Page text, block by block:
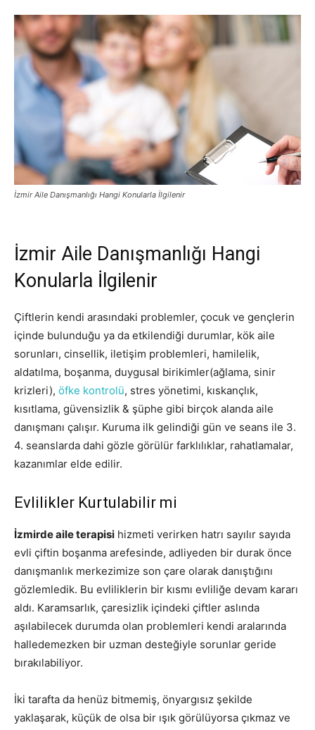
İzmir Aile Danışmanlığı Hangi Konularla İlgilenir
İzmir Aile Danışmanlığı Hangi
Konularla İlgilenir
Çiftlerin kendi arasındaki problemler, çocuk ve gençlerin
içinde bulunduğu ya da etkilendiği durumlar, kök aile
sorunları, cinsellik, iletişim problemleri, hamilelik,
aldatılma, boşanma, duygusal birikimler(ağlama, sinir
krizleri), öfke kontrolü, stres yönetimi, kıskançlık,
kısıtlama, güvensizlik & şüphe gibi birçok alanda aile
danışmanı çalışır. Kuruma ilk gelindiği gün ve seans ile 3.
4. seanslarda dahi gözle görülür farklılıklar, rahatlamalar,
kazanımlar elde edilir.
Evlilikler Kurtulabilir mi
İzmirde aile terapisi hizmeti verirken hatrı sayılır sayıda
evli çiftin boşanma arefesinde, adliyeden bir durak önce
danışmanlık merkezimize son çare olarak danıştığını
gözlemledik. Bu evliliklerin bir kısmı evliliğe devam kararı
aldı. Karamsarlık, çaresizlik içindeki çiftler aslında
aşılabilecek durumda olan problemleri kendi aralarında
halledemezken bir uzman desteğiyle sorunlar geride
bırakılabiliyor.
İki tarafta da henüz bitmemiş, önyargısız şekilde
yaklaşarak, küçük de olsa bir ışık görülüyorsa çıkmaz ve